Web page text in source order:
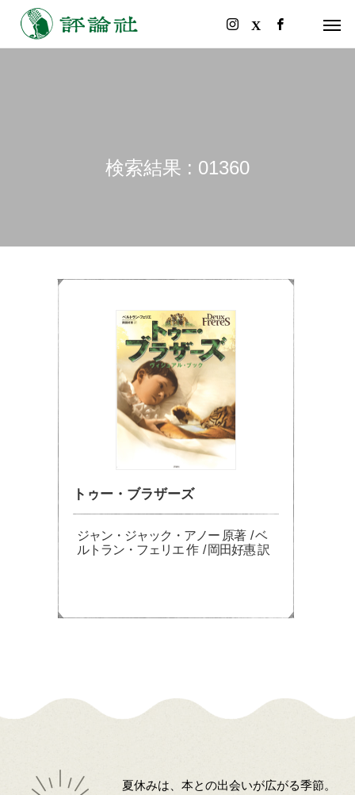
検索結果 : 01360
トゥー・ブラザーズ
ジャン・ジャック・アノー 原著 / ベ
ルトラン・フェリエ 作 / 岡田好惠 訳
夏休みは、本との出会いが広がる季節。